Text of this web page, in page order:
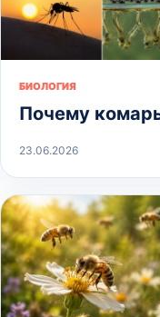
БИОЛОГИЯ
Почему
23.06.2026